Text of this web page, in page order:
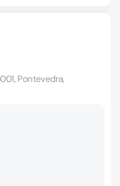
Pontevedra,